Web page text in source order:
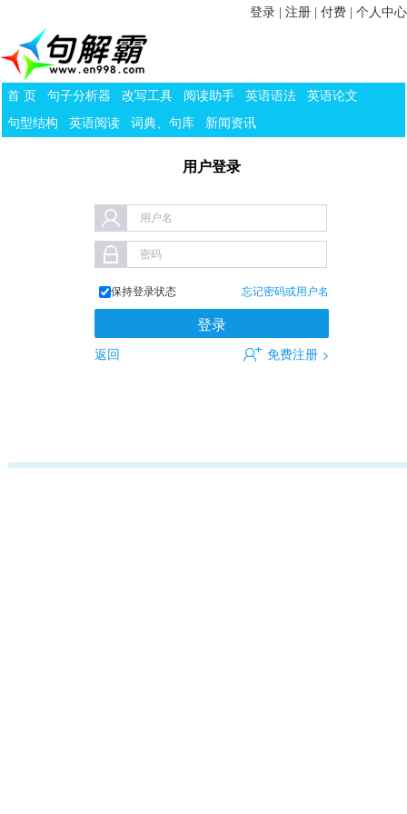
登录 注册 付费 个人中心
首 页 句子分析器 改写工具 阅读助手 英语语法
英语论文
句型结构
英语阅读 词典、句库 新闻资讯
用户登录
用户名
密码
保持登录状态 忘记密码或用户名
返回 免费注册